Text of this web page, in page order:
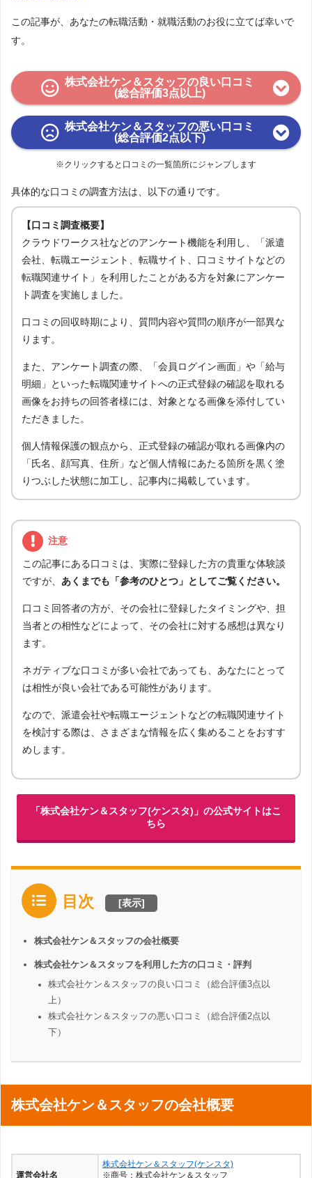
この記事が、あなたの転職活動・就職活動のお役に立てば幸いで
す。
株式会社ケン＆スタッフの良い口コミ
(総合評価3点以上)
株式会社ケン＆スタッフの悪い口コミ
(総合評価2点以下)
※クリックすると口コミの一覧箇所にジャンプします
具体的な口コミの調査方法は、以下の通りです。
【口コミ調査概要】
クラウドワークス社などのアンケート機能を利用し、「派遣
会社、転職エージェント、転職サイト、口コミサイトなどの
転職関連サイト」を利用したことがある方を対象にアンケー
ト調査を実施しました。
口コミの回収時期により、質問内容や質問の順序が一部異な
ります。
また、アンケート調査の際、「会員ログイン画面」や「給与
明細」といった転職関連サイトへの正式登録の確認を取れる
画像をお持ちの回答者様には、対象となる画像を添付してい
ただきました。
個人情報保護の観点から、正式登録の確認が取れる画像内の
「氏名、顔写真、住所」など個人情報にあたる箇所を黒く塗
りつぶした状態に加工し、記事内に掲載しています。
注意
この記事にある口コミは、実際に登録した方の貴重な体験談
ですが、 あくまでも「参考のひとつ」としてご覧ください。
口コミ回答者の方が、その会社に登録したタイミングや、担
当者との相性などによって、その会社に対する感想は異なり
ます。
ネガティブな口コミが多い会社であっても、あなたにとって
は相性が良い会社である可能性があります。
なので、派遣会社や転職エージェントなどの転職関連サイト
を検討する際は、さまざまな情報を広く集めることをおすす
めします。
「株式会社ケン＆スタッフ(ケンスタ)」の公式サイトはこ
ちら
目次 [表示]
株式会社ケン＆スタッフの会社概要
株式会社ケン＆スタッフを利用した方の口コミ・評判
株式会社ケン＆スタッフの良い口コミ（総合評価3点以
上）
株式会社ケン＆スタッフの悪い口コミ（総合評価2点以
下）
株式会社ケン＆スタッフの会社概要
運営会社名
株式会社ケン＆スタッフ(ケンスタ)
※商号：株式会社ケン＆スタッフ